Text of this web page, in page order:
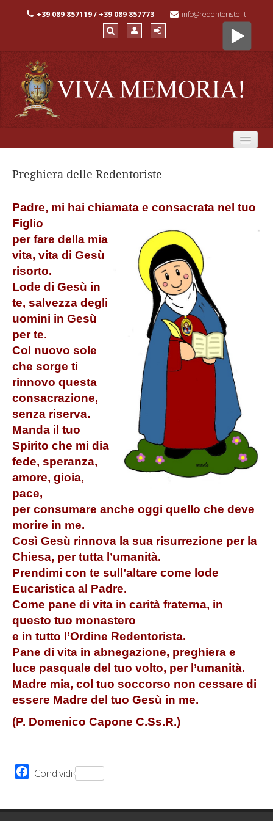
+39 089 857119 / +39 089 857773 info@redentoriste.it
Fondatrice
Spiritualità
Chi siamo
Preghiera
Irradiazione
Photogallery
News
Contatti
Preghiera delle Redentoriste
Padre, mi hai chiamata e consacrata nel tuo
Figlio
per fare della mia
vita, vita di Gesù
risorto.
Lode di Gesù in
te, salvezza degli
uomini in Gesù
per te.
Col nuovo sole
che sorge ti
rinnovo questa
consacrazione,
senza riserva.
Manda il tuo
Spirito che mi dia
fede, speranza,
amore, gioia,
pace,
per consumare anche oggi quello che deve
morire in me.
Così Gesù rinnova la sua risurrezione per la
Chiesa, per tutta l’umanità.
Prendimi con te sull’altare come lode
Eucaristica al Padre.
Come pane di vita in carità fraterna, in
questo tuo monastero
e in tutto l’Ordine Redentorista.
Pane di vita in abnegazione, preghiera e
luce pasquale del tuo volto, per l’umanità.
Madre mia, col tuo soccorso non cessare di
essere Madre del tuo Gesù in me.
(P. Domenico Capone C.Ss.R.)
Facebook
Condividi